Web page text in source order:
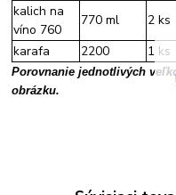
kalich na
víno 760
770 ml 2 ks
karafa
2200 1 ks
Porovnanie jednotlivých
obrázku.